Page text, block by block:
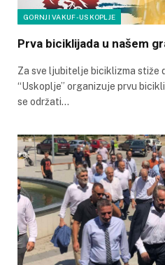
GORNJI VAKUF-USKOPLJE
Prva biciklijada u našem
Za sve ljubitelje biciklizma stiže
“Uskoplje” organizuje prvu
se održati…